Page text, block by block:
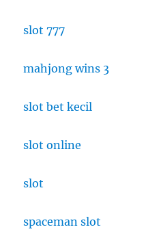
slot 777
mahjong wins 3
slot bet kecil
slot online
slot
spaceman slot